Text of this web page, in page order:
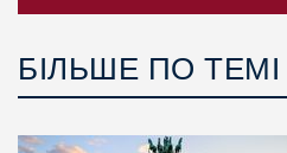
БІЛЬШЕ ПО ТЕМІ